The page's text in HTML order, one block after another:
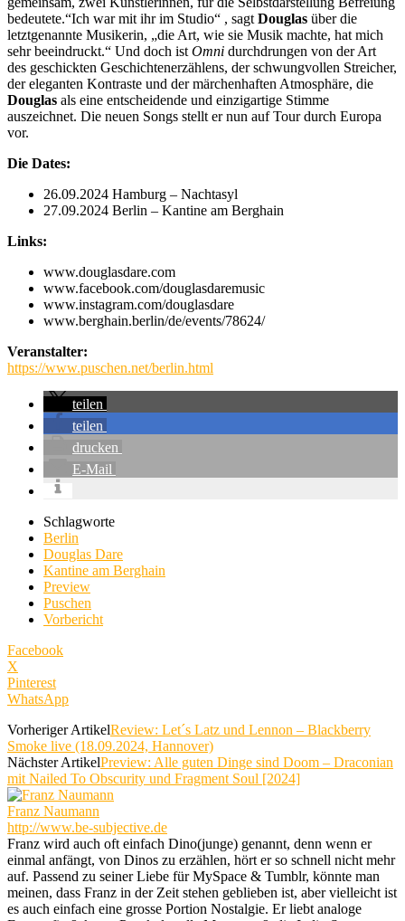
bedeutete.“Ich war mit ihr im Studio“ , sagt Douglas über die
letztgenannte Musikerin, „die Art, wie sie Musik machte, hat mich
sehr beeindruckt.“ Und doch ist Omni durchdrungen von der Art
des geschickten Geschichtenerzählens, der schwungvollen Streicher,
der eleganten Kontraste und der märchenhaften Atmosphäre, die
Douglas als eine entscheidende und einzigartige Stimme
auszeichnet. Die neuen Songs stellt er nun auf Tour durch Europa
vor.
Die Dates:
26.09.2024 Hamburg – Nachtasyl
27.09.2024 Berlin – Kantine am Berghain
Links:
www.douglasdare.com
www.facebook.com/douglasdaremusic
www.instagram.com/douglasdare
www.berghain.berlin/de/events/78624/
Veranstalter:
https://www.puschen.net/berlin.html
teilen
teilen
drucken
E-Mail
Schlagworte
Berlin
Douglas Dare
Kantine am Berghain
Preview
Puschen
Vorbericht
Facebook
X
Pinterest
WhatsApp
Vorheriger ArtikelReview: Let´s Latz und Lennon – Blackberry
Smoke live (18.09.2024, Hannover)
Nächster ArtikelPreview: Alle guten Dinge sind Doom – Draconian
mit Nailed To Obscurity und Fragment Soul [2024]
Franz Naumann
http://www.be-subjective.de
Franz wird auch oft einfach Dino(junge) genannt, denn wenn er
einmal anfängt, von Dinos zu erzählen, hört er so schnell nicht mehr
auf. Passend zu seiner Liebe für MySpace & Tumblr, könnte man
meinen, dass Franz in der Zeit stehen geblieben ist, aber vielleicht ist
es auch einfach eine grosse Portion Nostalgie. Er liebt analoge